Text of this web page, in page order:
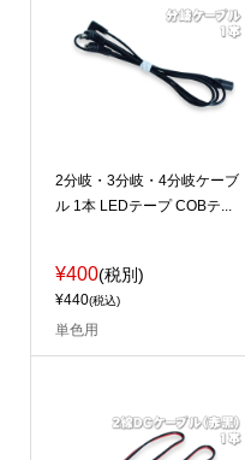
2分岐・3分岐・4分岐ケーブ
ル 1本 LEDテープ COBテ...
¥400(税別)
¥440(税込)
単色用